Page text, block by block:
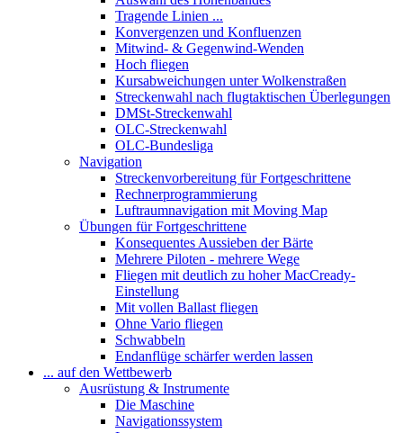
Tragende Linien ...
Konvergenzen und Konfluenzen
Mitwind- & Gegenwind-Wenden
Hoch fliegen
Kursabweichungen unter Wolkenstraßen
Streckenwahl nach flugtaktischen Überlegungen
DMSt-Streckenwahl
OLC-Streckenwahl
OLC-Bundesliga
Navigation
Streckenvorbereitung für Fortgeschrittene
Rechnerprogrammierung
Luftraumnavigation mit Moving Map
Übungen für Fortgeschrittene
Konsequentes Aussieben der Bärte
Mehrere Piloten - mehrere Wege
Fliegen mit deutlich zu hoher MacCready-
Einstellung
Mit vollen Ballast fliegen
Ohne Vario fliegen
Schwabbeln
Endanflüge schärfer werden lassen
... auf den Wettbewerb
Ausrüstung & Instrumente
Die Maschine
Navigationssystem